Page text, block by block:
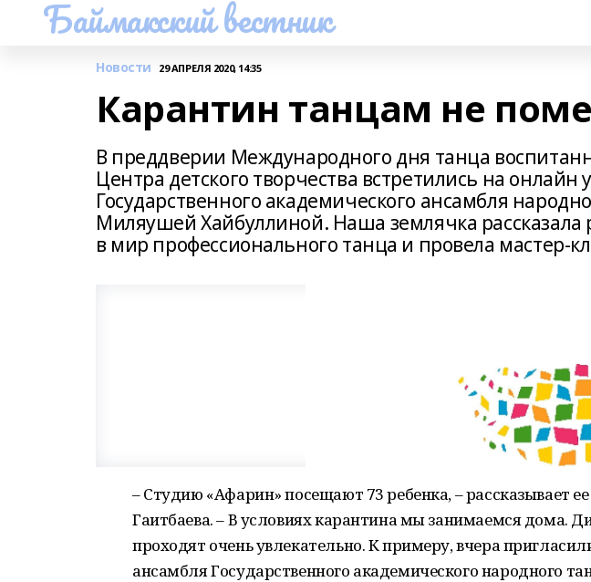
Баймакский вестник
Новости 29 АПРЕЛЯ 2020, 14:35
Карантин танцам не
В преддверии Международного дня танца
Центра детского творчества встретились на онлайн
Государственного академического ансамбля
Миляушей Хайбуллиной. Наша землячка рассказала
в мир профессионального танца и провела мастер-
– Студию «Афарин» посещают 73 ребенка, – рассказывает
Гаитбаева. – В условиях карантина мы занимаемся дома.
проходят очень увлекательно. К примеру, вчера
ансамбля Государственного академического народного